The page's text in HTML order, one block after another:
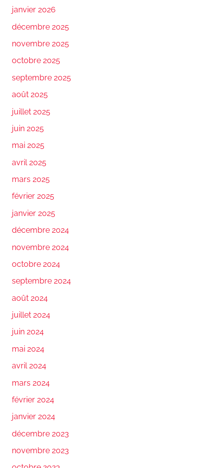
janvier 2026
décembre 2025
novembre 2025
octobre 2025
septembre 2025
août 2025
juillet 2025
juin 2025
mai 2025
avril 2025
mars 2025
février 2025
janvier 2025
décembre 2024
novembre 2024
octobre 2024
septembre 2024
août 2024
juillet 2024
juin 2024
mai 2024
avril 2024
mars 2024
février 2024
janvier 2024
décembre 2023
novembre 2023